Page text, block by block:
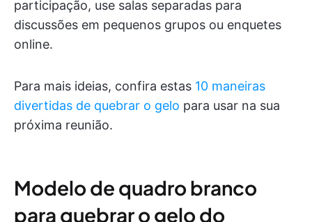
participação, use salas separadas para
discussões em pequenos grupos ou enquetes
online.
Para mais ideias, confira estas 10 maneiras
divertidas de quebrar o gelo para usar na sua
próxima reunião.
Modelo de quadro branco
para quebrar o gelo do